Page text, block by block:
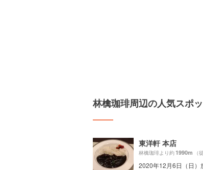
林檎珈琲周辺の人気スポ
東洋軒 本店
林檎珈琲より約1990m （
2020年12月6日（日